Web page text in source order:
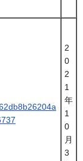
2
0
2
1
年
1
0
月
3